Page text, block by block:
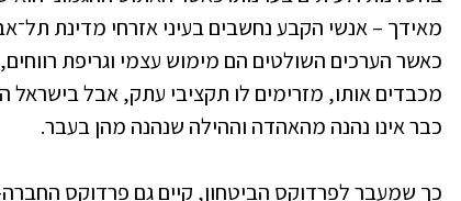
מאידך – אנשי הקבע נחשבים בעיני אזרחי מדינת
כאשר הערכים השולטים הם מימוש עצמי וגריפת
מכבדים אותו, מזרימים לו תקציבי עתק, אבל בישראל
כבר אינו נהנה מהאהדה וההילה שנהנה מהן בעבר.
כך שמעבר לפרדוקס הביטחון, קיים גם פרדוקס